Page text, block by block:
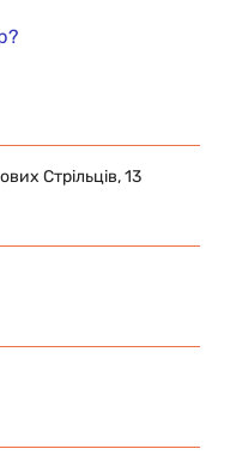
Стрільців, 13